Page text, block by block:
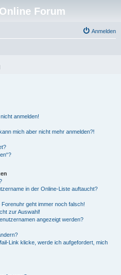
Forum
Anmelden
anmelden!
mich aber nicht mehr anmelden?!
in der Online-Liste auftaucht?
geht immer noch falsch!
zur Auswahl!
angezeigt werden?
Link klicke, werde ich aufgefordert, mich